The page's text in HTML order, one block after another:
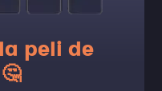
peli de